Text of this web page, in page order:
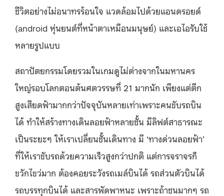
ชีวิตอย่างไม่อนาทรร้อนใจ แวดล้อมไปด้วยแอนดรอยด์
(android หุ่นยนต์ที่หน้าตาเหมือนมนุษย์) และเอไอรับใช้
หลายรูปแบบ
สถาปัตยกรรมโดยรวมในเกมดูไม่ต่างจากในมหานคร
ใหญ่รอบโลกตอนต้นศตวรรษที่ 21 มากนัก เพียงแต่ตึก
สูงเสียดฟ้ามากกว่าปัจจุบันหลายเท่าเพราะคนขับรถบิน
ได้ ทำให้สร้างทางเดินลอยฟ้าหลายชั้น มีลิฟต์สาธารณะ
เป็นระยะๆ ให้เราเปลี่ยนชั้นเดินทาง มี ‘ทางด่วนลอยฟ้า’
ที่ให้เราขับรถด้วยความเร็วสูงกว่าปกติ แต่การจราจรก็
ขวักไขว่มาก ต้องคอยระวังรถเมล์บินได้ รถส่วนตัวบินได้
รถบรรทุกบินได้ และสารพัดพาหนะ เพราะถ้าชนมากๆ รถ